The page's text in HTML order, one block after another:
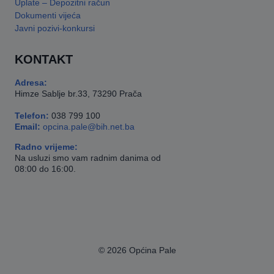
Uplate – Depozitni račun
Dokumenti vijeća
Javni pozivi-konkursi
KONTAKT
Adresa:
Himze Sablje br.33, 73290 Prača
Telefon: 038 799 100
Email: opcina.pale@bih.net.ba
Radno vrijeme:
Na usluzi smo vam radnim danima od
08:00 do 16:00.
© 2026 Općina Pale